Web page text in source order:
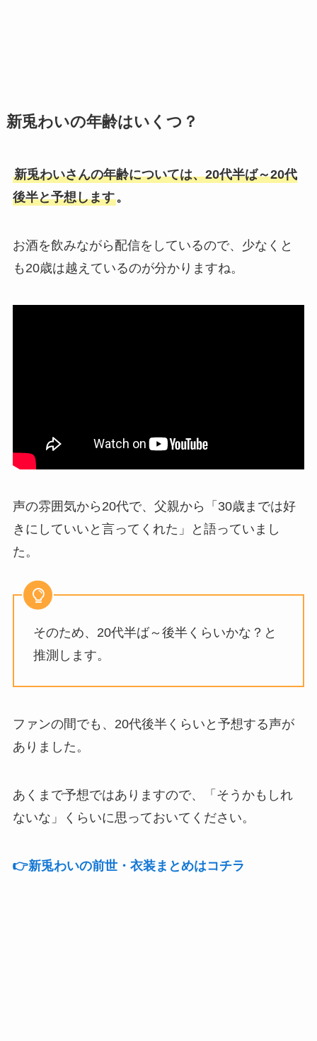
新兎わいの年齢はいくつ？
新兎わいさんの年齢については、20代半ば～20代
後半と予想します。
お酒を飲みながら配信をしているので、少なくと
も20歳は越えているのが分かりますね。
声の雰囲気から20代で、父親から「30歳までは好
きにしていいと言ってくれた」と語っていまし
た。
そのため、20代半ば～後半くらいかな？と
推測します。
ファンの間でも、20代後半くらいと予想する声が
ありました。
あくまで予想ではありますので、「そうかもしれ
ないな」くらいに思っておいてください。
👉️新兎わいの前世・衣装まとめはコチラ